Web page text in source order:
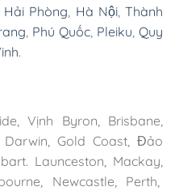
Hải Phòng Hà Nội,Thành
Phú Quốc Pleiku Quy
.
Vịnh Byron, Brisbane,
Darwin, Gold Coast, Đảo
Launceston, Mackay,
Newcastle, Perth,